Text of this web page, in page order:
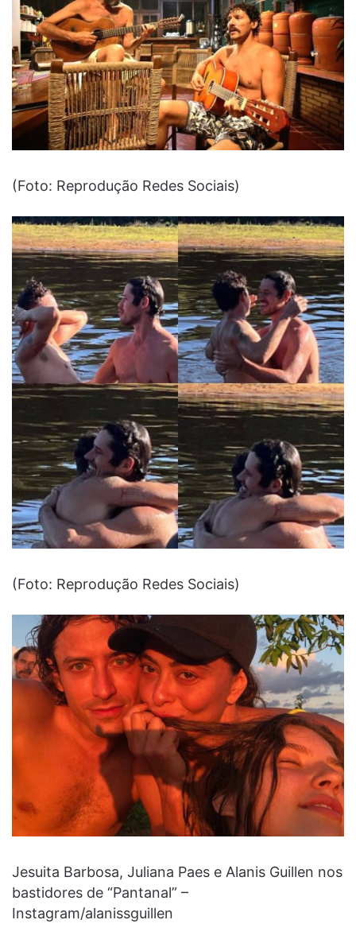
(Foto: Reprodução Redes Sociais)
(Foto: Reprodução Redes Sociais)
Jesuita Barbosa, Juliana Paes e Alanis Guillen nos
bastidores de “Pantanal” –
Instagram/alanissguillen